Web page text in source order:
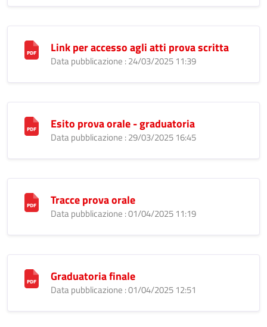
Link per accesso agli atti prova scritta
Data pubblicazione : 24/03/2025 11:39
Esito prova orale - graduatoria
Data pubblicazione : 29/03/2025 16:45
Tracce prova orale
Data pubblicazione : 01/04/2025 11:19
Graduatoria finale
Data pubblicazione : 01/04/2025 12:51